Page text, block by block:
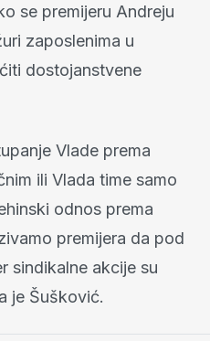
se premijeru Andreju
zaposlenima u
dostojanstvene
Vlade prema
ili Vlada time samo
odnos prema
premijera da pod
sindikalne akcije su
je Šušković.